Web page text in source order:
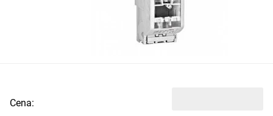
Cena: